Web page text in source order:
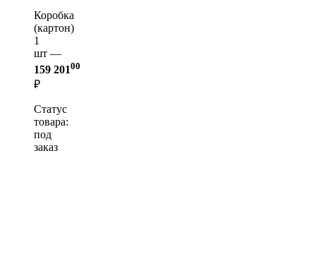
Коробка
(картон)
1
шт —
159 20100
₽
Статус
товара:
под
заказ